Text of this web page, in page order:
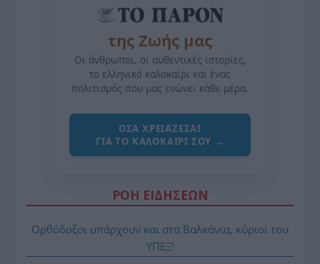
της Ζωής μας
Οι άνθρωποι, οι αυθεντικές ιστορίες,
το ελληνικό καλοκαίρι και ένας
πολιτισμός που μας ενώνει κάθε μέρα.
ΌΣΑ ΧΡΕΙΆΖΕΣΑΙ
ΓΙΑ ΤΟ ΚΑΛΟΚΑΊΡΙ ΣΟΥ →
ΡΟΗ ΕΙΔΗΣΕΩΝ
Ορθόδοξοι υπάρχουν και στα Βαλκάνια, κύριοι του
ΥΠΕΞ!